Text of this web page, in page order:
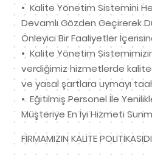
•⁠ ⁠Kalite Yönetim Sistemini
Devamlı Gözden Geçirerek
Önleyici Bir Faaliyetler
•⁠ ⁠Kalite Yönetim
verdiğimiz hizmetlerde
ve yasal şartlara uymayı
•⁠ ⁠Eğitilmiş Personel İle
Müşteriye En İyi Hizmeti
FİRMAMIZIN KALİTE